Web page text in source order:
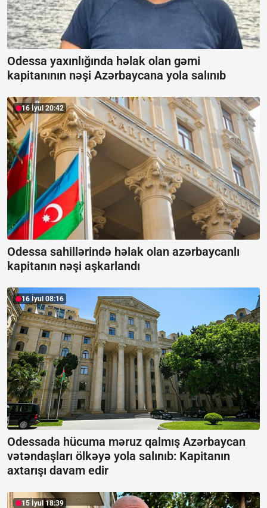
Odessa yaxınlığında həlak olan gəmi
kapitanının nəşi Azərbaycana yola salınıb
16 İyul 20:42
Odessa sahillərində həlak olan azərbaycanlı
kapitanın nəşi aşkarlandı
16 İyul 08:16
Odessada hücuma məruz qalmış Azərbaycan
vətəndaşları ölkəyə yola salınıb: Kapitanın
axtarışı davam edir
15 İyul 18:39